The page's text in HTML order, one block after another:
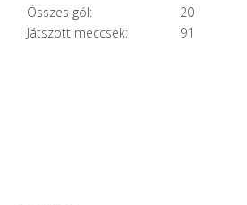
Összes gól:
20
Játszott meccsek:
91